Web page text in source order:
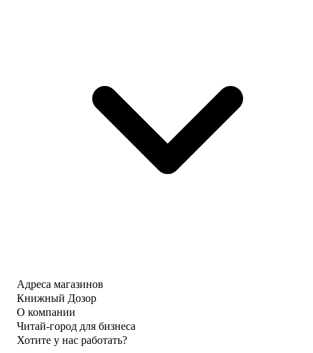
Адреса магазинов
Книжный Дозор
О компании
Читай-город для бизнеса
Хотите у нас работать?